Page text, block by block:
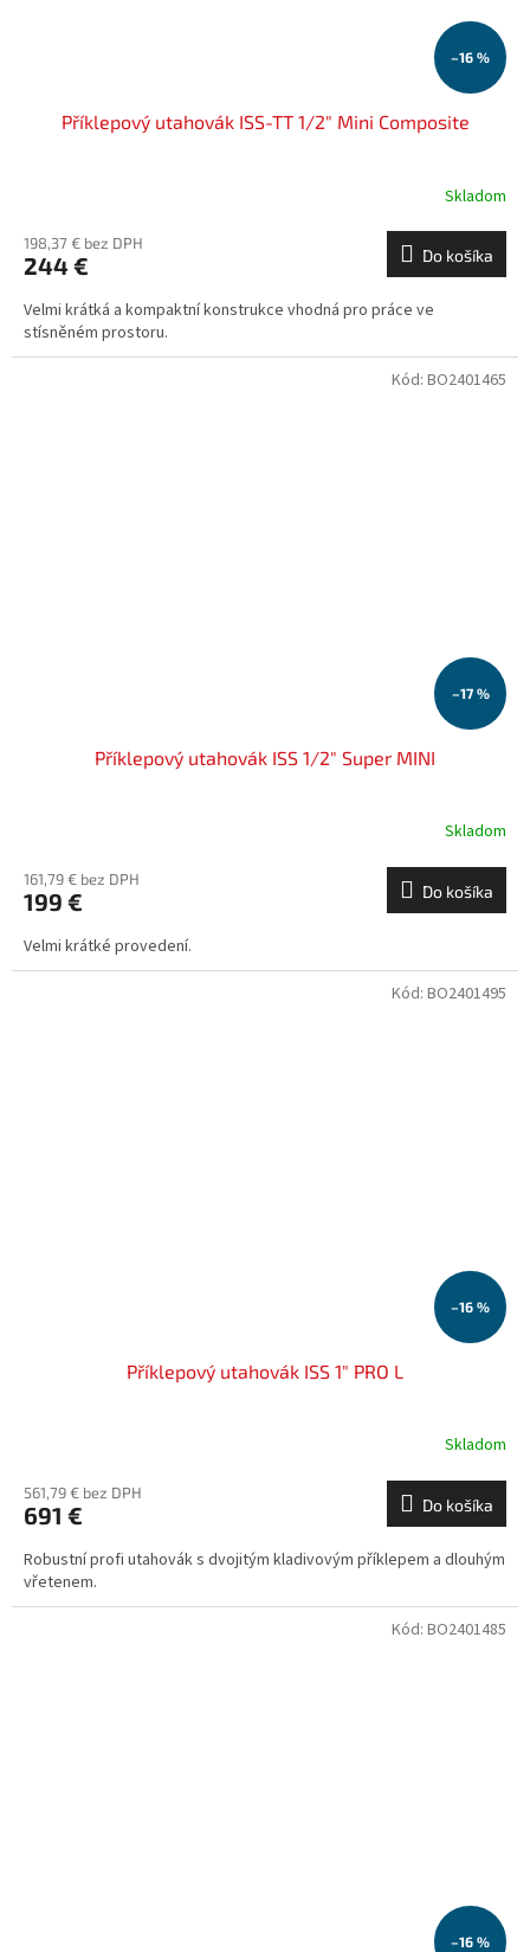
–16 %
Příklepový utahovák ISS-TT 1/2" Mini Composite
Skladom
198,37 € bez DPH
244 € Do košíka
Velmi krátká a kompaktní konstrukce vhodná pro práce ve
stísněném prostoru.
–17 %
Příklepový utahovák ISS 1/2" Super MINI
Skladom
161,79 € bez DPH
199 € Do košíka
Velmi krátké provedení.
Kód: BO2401465
–16 %
Příklepový utahovák ISS 1" PRO L
Skladom
561,79 € bez DPH
691 € Do košíka
Robustní profi utahovák s dvojitým kladivovým příklepem a dlouhým
vřetenem.
Kód: BO2401495
–16 %
Kód: BO2401485